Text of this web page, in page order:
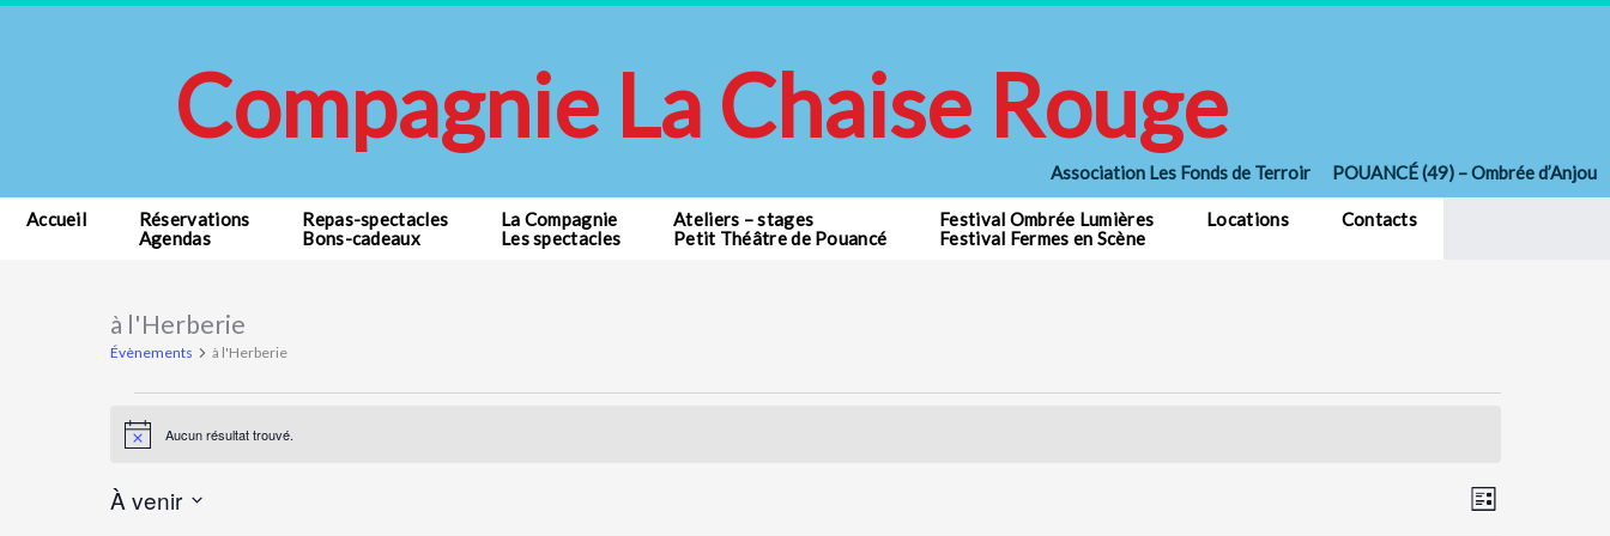
Compagnie La Chaise Rouge
Association Les Fonds de Terroir POUANCÉ (49) – Ombrée d’Anjou
Accueil
Réservations
Agendas
Repas-spectacles
Bons-cadeaux
La Compagnie
Les spectacles
Ateliers – stages
Petit Théâtre de Pouancé
Festival Ombrée Lumières
Festival Fermes en Scène
Locations Contacts
à l'Herberie
Évènements à l'Herberie
Évènements
Notice Aucun résultat trouvé.
Navigation
Navigation
Liste
À venir
Sélectionnez